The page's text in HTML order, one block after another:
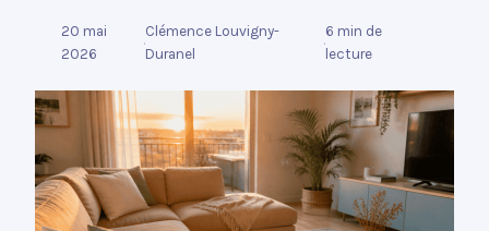
20 mai
2026
·
Clémence Louvigny-
Duranel
·
6 min de
lecture